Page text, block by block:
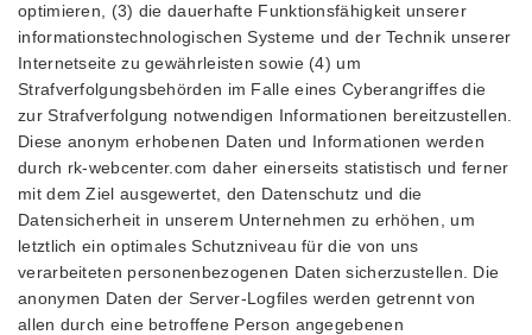
optimieren, (3) die dauerhafte Funktionsfähigkeit unserer
informationstechnologischen Systeme und der Technik unserer
Internetseite zu gewährleisten sowie (4) um
Strafverfolgungsbehörden im Falle eines Cyberangriffes die
zur Strafverfolgung notwendigen Informationen bereitzustellen.
Diese anonym erhobenen Daten und Informationen werden
durch rk-webcenter.com daher einerseits statistisch und ferner
mit dem Ziel ausgewertet, den Datenschutz und die
Datensicherheit in unserem Unternehmen zu erhöhen, um
letztlich ein optimales Schutzniveau für die von uns
verarbeiteten personenbezogenen Daten sicherzustellen. Die
anonymen Daten der Server-Logfiles werden getrennt von
allen durch eine betroffene Person angegebenen